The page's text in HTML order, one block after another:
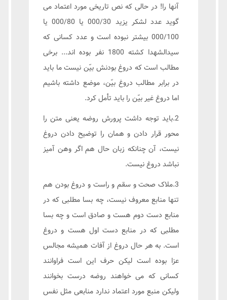
آنها را! در حالی که نص تاریخی مورد اعتماد می
گوید عدد لشکر یزید 000/30 یا 000/80 یا
000/100 بیشتر نبوده است و عدد کسانی که
سیدالشهدا کشته 1800 نفر بوده اند... برخی
مطالب است که دروغ بودنش بیّن نیست ما باید
در برابر مطالب دروغ بیّن، موضع داشته باشیم
اما دروغ غیر بیّن را باید تأمل کرد.
2.باید توجه داشت پرورش روضه یعنی متن را
محور قرار دادن و همان را توضیح دادن دروغ
نیست، آن چنانکه زبان حال هم اگر وهن آمیز
نباشد دروغ نیست.
3.ملاک صحت و سقم و راست و دروغ بودن هم
تنها منابع معروف نیست، چه بسا مطلبی که در
منابع دست دوم هست و صادق است و چه بسا
مطلبی که در منابع دست اول هست و دروغ
است. به هر حال دروغ از آفات همیشه مجالس
عزا بوده است لیکن حرف این است فراوانند
کسانی که می خواهند روضه درست بخوانند
ولیکن منبع مورد اعتماد ندارد منابعی مثل نفس